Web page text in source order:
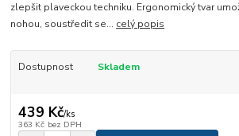
zlepšit plaveckou techniku. Ergonomický tvar
nohou, soustředit se... celý popis
Dostupnost Skladem
439 Kč/ks
363 Kč bez DPH